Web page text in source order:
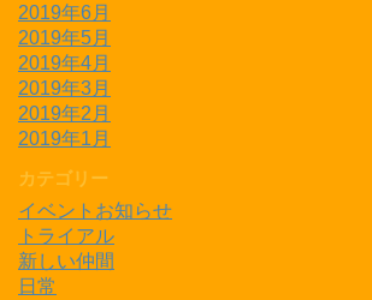
2019年6月
2019年5月
2019年4月
2019年3月
2019年2月
2019年1月
カテゴリー
イベントお知らせ
トライアル
新しい仲間
日常